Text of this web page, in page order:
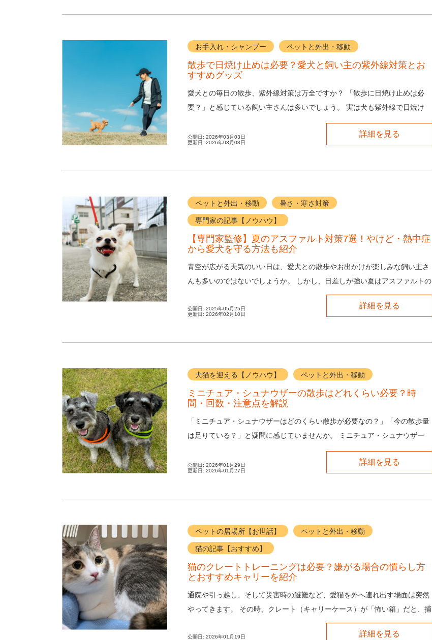
お手入れ・シャンプー ペットと外出・移動
散歩で日焼け止めは必要？愛犬と飼い主の紫外線対策とお
すすめグッズ
愛犬との毎日の散歩、紫外線対策は万全ですか？ 「散歩に日焼け止めは必
要？」と感じている飼い主さんは多いでしょう。 実は犬も紫外線で日焼け
し、皮膚炎などのトラブルが起こることがあります...
公開日: 2026年03月03日
更新日: 2026年03月03日
詳細を見る
ペットと外出・移動 暑さ・寒さ対策
専門家の記事【ノウハウ】
【専門家監修】夏のアスファルト対策7選！やけど・熱中症
から愛犬を守る方法も紹介
青空が広がる天気のいい日は、愛犬との散歩やお出かけが楽しみな飼い主さ
んも多いのではないでしょうか。 しかし、日差しが強い夏はアスファルトの
熱による肉球のやけどや熱中症など、思わぬリスクが潜...
公開日: 2025年05月25日
更新日: 2026年02月10日
詳細を見る
犬猫を迎える【ノウハウ】 ペットと外出・移動
ミニチュア・シュナウザーの散歩はどれくらい必要？時
間・回数・注意点を解説
「ミニチュア・シュナウザーはどのくらい散歩が必要なの？」「今の散歩量
は足りている？」と疑問に感じていませんか。 ミニチュア・シュナウザー
は、小型犬ながらタフな体力を持つため、運動不足はスト...
公開日: 2026年01月29日
更新日: 2026年01月27日
詳細を見る
ペットの居場所【お世話】 ペットと外出・移動
猫の記事【おすすめ】
猫のクレートトレーニングは必要？嫌がる場合の慣らし方
とおすすめキャリーを紹介
通院や引っ越し、そして災害時の避難など、愛猫を外へ連れ出す場面は突然
やってきます。 その時、クレート（キャリーケース）が「怖い箱」だと、捕
まえるところから大騒動になり、愛猫も飼い主さんも消...
公開日: 2026年01月19日
詳細を見る